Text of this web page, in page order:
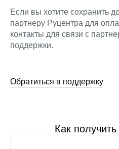
Если вы хотите сохранить
партнеру Руцентра для
контакты для связи с
поддержки.
Обратиться в поддержку
Как